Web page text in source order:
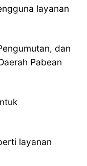
layanan
dan
Pabean
layanan